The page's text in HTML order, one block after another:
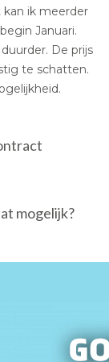
ik meerder
Januari.
De prijs
te schatten.
mogelijk?